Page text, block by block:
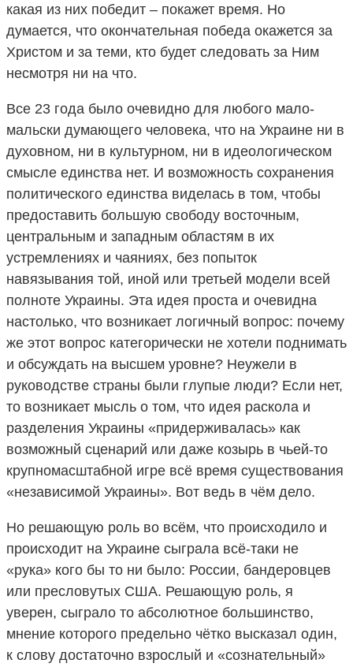
какая из них победит – покажет время. Но
думается, что окончательная победа окажется за
Христом и за теми, кто будет следовать за Ним
несмотря ни на что.
Все 23 года было очевидно для любого мало-
мальски думающего человека, что на Украине ни в
духовном, ни в культурном, ни в идеологическом
смысле единства нет. И возможность сохранения
политического единства виделась в том, чтобы
предоставить большую свободу восточным,
центральным и западным областям в их
устремлениях и чаяниях, без попыток
навязывания той, иной или третьей модели всей
полноте Украины. Эта идея проста и очевидна
настолько, что возникает логичный вопрос: почему
же этот вопрос категорически не хотели поднимать
и обсуждать на высшем уровне? Неужели в
руководстве страны были глупые люди? Если нет,
то возникает мысль о том, что идея раскола и
разделения Украины «придерживалась» как
возможный сценарий или даже козырь в чьей-то
крупномасштабной игре всё время существования
«независимой Украины». Вот ведь в чём дело.
Но решающую роль во всём, что происходило и
происходит на Украине сыграла всё-таки не
«рука» кого бы то ни было: России, бандеровцев
или пресловутых США. Решающую роль, я
уверен, сыграло то абсолютное большинство,
мнение которого предельно чётко высказал один,
к слову достаточно взрослый и «сознательный»